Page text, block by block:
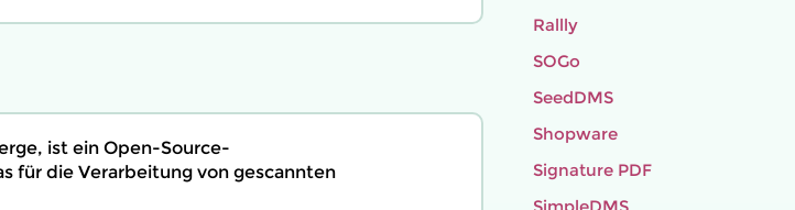
ist ein Open-Source-
für die Verarbeitung von gescannten
Rallly
SOGo
SeedDMS
Shopware
Signature PDF